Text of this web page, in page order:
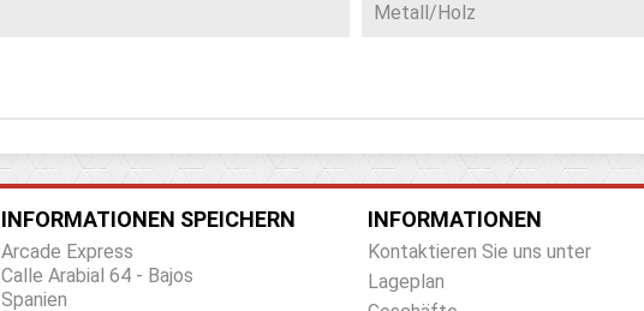
Metall/Holz
INFORMATIONEN SPEICHERN
Arcade Express
Calle Arabial 64 - Bajos
Spanien
INFORMATIONEN
Kontaktieren Sie uns unter
Lageplan